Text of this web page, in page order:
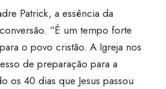
Patrick, a essência da
“É um tempo forte
o povo cristão. A Igreja nos
de preparação para a
os 40 dias que Jesus passou